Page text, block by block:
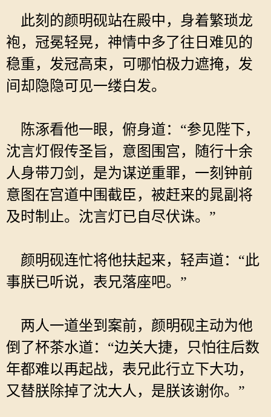
此刻的颜明砚站在殿中，身着繁琐龙
袍，冠冕轻晃，神情中多了往日难见的
稳重，发冠高束，可哪怕极力遮掩，发
间却隐隐可见一缕白发。
陈涿看他一眼，俯身道：“参见陛下，
沈言灯假传圣旨，意图围宫，随行十余
人身带刀剑，是为谋逆重罪，一刻钟前
意图在宫道中围截臣，被赶来的晁副将
及时制止。沈言灯已自尽伏诛。”
颜明砚连忙将他扶起来，轻声道：“此
事朕已听说，表兄落座吧。”
两人一道坐到案前，颜明砚主动为他
倒了杯茶水道：“边关大捷，只怕往后数
年都难以再起战，表兄此行立下大功，
又替朕除掉了沈大人，是朕该谢你。”